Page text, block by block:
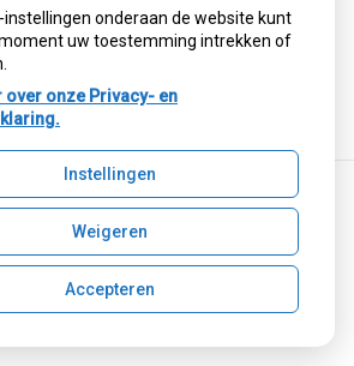
Uw Zorg Online|Beheer
instellingen onderaan de website kunt
uw toestemming intrekken of
over onze Privacy- en
Instellingen
Weigeren
Accepteren